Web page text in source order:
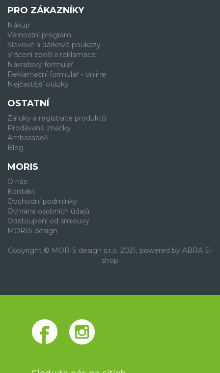
PRO ZÁKAZNÍKY
Nákup
Věrnostní program
Slevové a dárkové poukazy
Vrácení zboží a reklamace
Návratový formulář
Reklamační formulář - online
Nejčastější otázky
OSTATNÍ
Záruky a registrace produktů
Prodávané značky
Ambasadoři
Blog
MORIS
O nás
Kontakt
Obchodní podmínky
Ochrana osobních údajů
Odstoupení od smlouvy
MORIS design
Copyright © MORIS design s.r.o. 2021, powered by ABRA E-
shop